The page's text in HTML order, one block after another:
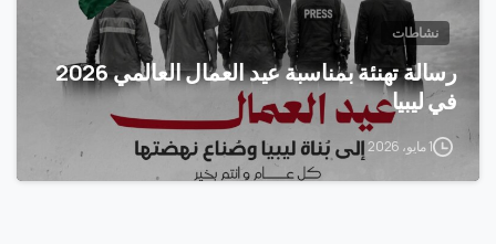
نشاطات
رسالة تهنئة بمناسبة عيد العمال العالمي 2026
في ليبيا
1 مايو، 2026